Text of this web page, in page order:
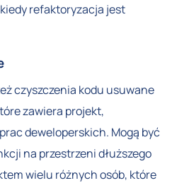
refaktoryzacja jest
czyszczenia kodu usuwane
zawiera projekt,
deweloperskich. Mogą być
na przestrzeni dłuższego
wielu różnych osób, które